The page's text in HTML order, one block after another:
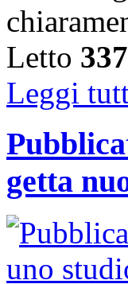
Letto
Leggi
getta